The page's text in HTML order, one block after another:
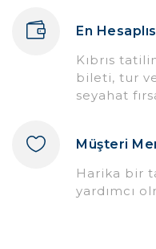
En
Kıbrıs
bileti, tur
seyahat
Müşteri
Harika bir
yardımcı